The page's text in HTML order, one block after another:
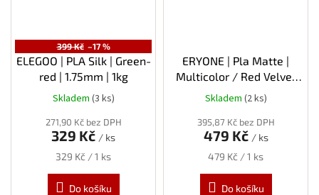
399 Kč –17 %
ELEGOO | PLA Silk | Green-
red | 1.75mm | 1kg
Skladem (3 ks)
271,90 Kč bez DPH
329 Kč / ks
Měrná
329 Kč / 1 ks
Do košíku
ERYONE | Pla Matte |
Multicolor / Red Velvet
(červená / bílá) | 1.75mm |
Skladem (2 ks)
395,87 Kč bez DPH
479 Kč / ks
Měrná
479 Kč / 1 ks
Do košíku